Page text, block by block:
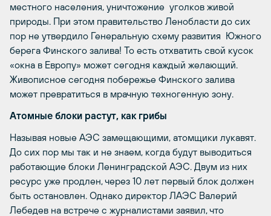
местного населения, уничтожение уголков живой
природы. При этом правительство Ленобласти до сих
пор не утвердило Генеральную схему развития Южного
берега Финского залива! То есть отхватить свой кусок
«окна в Европу» может сегодня каждый желающий.
Живописное сегодня побережье Финского залива
может превратиться в мрачную техногенную зону.
Атомные блоки растут, как грибы
Называя новые АЭС замещающими, атомщики лукавят.
До сих пор мы так и не знаем, когда будут выводиться
работающие блоки Ленинградской АЭС. Двум из них
ресурс уже продлен, через 10 лет первый блок должен
быть остановлен. Однако директор ЛАЭС Валерий
Лебедев на встрече с журналистами заявил, что